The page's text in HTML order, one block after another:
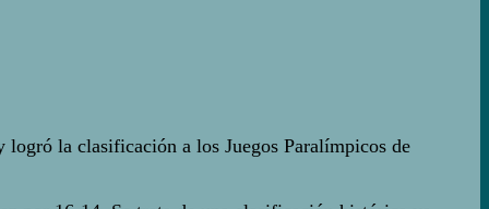
logró la clasificación a los Juegos Paralímpicos de